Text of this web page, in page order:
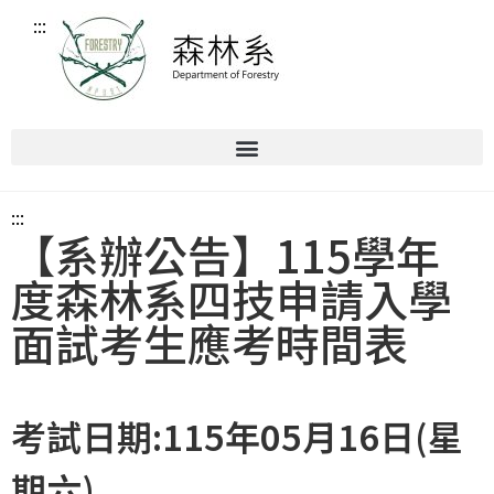
:::
:::
【系辦公告】115學年
度森林系四技申請入學
面試考生應考時間表
考試日期:115年05月16日(星